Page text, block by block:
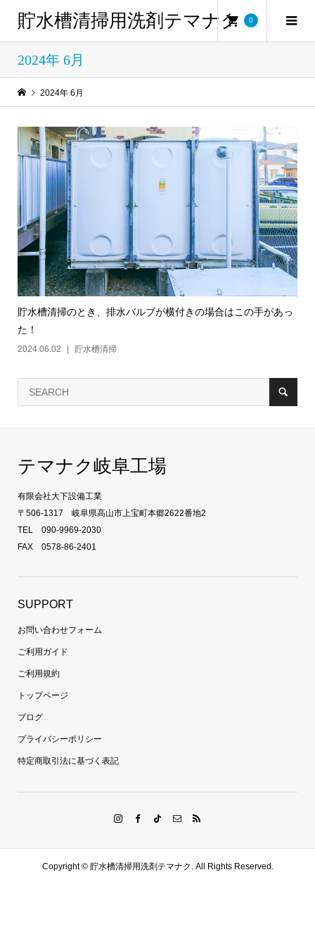
貯水槽清掃用洗剤テマナク 0
2024年 6月
2024年 6月
貯水槽清掃のとき、排水バルブが横付きの場合はこの手があっ
た！
2024.06.02 貯水槽清掃
テマナク岐阜工場
有限会社大下設備工業
〒506-1317 岐阜県高山市上宝町本郷2622番地2
TEL 090-9969-2030
FAX 0578-86-2401
SUPPORT
お問い合わせフォーム
ご利用ガイド
ご利用規約
トップページ
ブログ
プライバシーポリシー
特定商取引法に基づく表記
Copyright ©貯水槽清掃用洗剤テマナク. All Rights Reserved.